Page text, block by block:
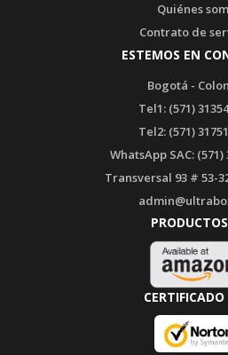
Quiénes
Contrato de
ESTEMOS EN
Bogotá -
Tel1: (571)
Tel2: (571)
WhatsApp SAC: (571)
Transversal 93 # 53-